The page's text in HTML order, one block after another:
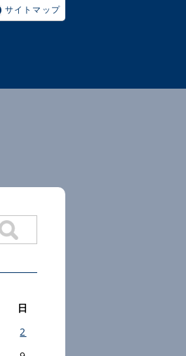
サイトマップ
日
2